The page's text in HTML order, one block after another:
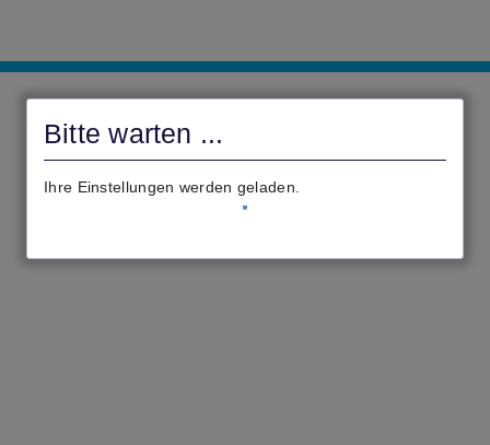
Bitte warten ...
Ihre Einstellungen werden geladen.
Ramstadt